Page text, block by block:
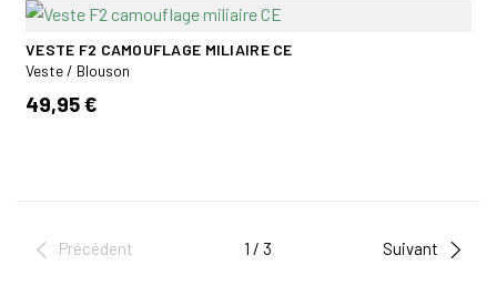
VESTE F2 CAMOUFLAGE MILIAIRE CE
Veste / Blouson
49,95 €
Précédent 1 / 3 Suivant